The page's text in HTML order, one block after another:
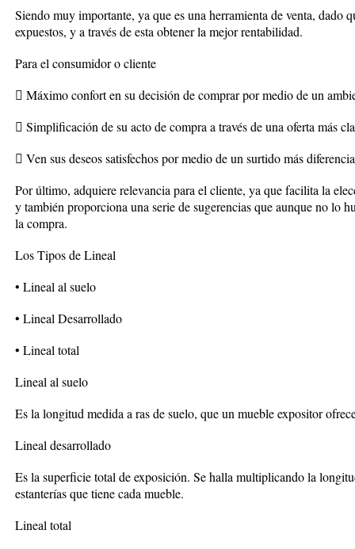
Siendo muy importante, ya que es una herramienta de venta, dado
expuestos, y a través de esta obtener la mejor rentabilidad.
Para el consumidor o cliente
 Máximo confort en su decisión de comprar por medio de un
 Simplificación de su acto de compra a través de una oferta más
 Ven sus deseos satisfechos por medio de un surtido más
Por último, adquiere relevancia para el cliente, ya que facilita la
y también proporciona una serie de sugerencias que aunque no lo
la compra.
Los Tipos de Lineal
• Lineal al suelo
• Lineal Desarrollado
• Lineal total
Lineal al suelo
Es la longitud medida a ras de suelo, que un mueble expositor
Lineal desarrollado
Es la superficie total de exposición. Se halla multiplicando la
estanterías que tiene cada mueble.
Lineal total